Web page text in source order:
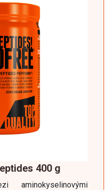
400 g
aminokyselinovými